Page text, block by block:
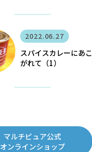
2022.06.27
スパイスカレーにあこ
がれて（1）
マルチピュア公式
オンラインショップ